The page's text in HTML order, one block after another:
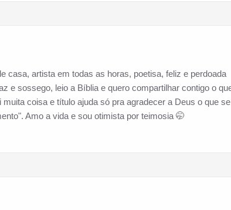
casa, artista em todas as horas, poetisa, feliz e perdoada
e sossego, leio a Bíblia e quero compartilhar contigo o
coisa e título ajuda só pra agradecer a Deus o que se
Amo a vida e sou otimista por teimosia 🤭